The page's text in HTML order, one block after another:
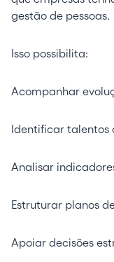
gestão de pessoas.
Isso possibilita:
Acompanhar
Identificar talentos
Analisar
Estruturar planos
Apoiar decisões